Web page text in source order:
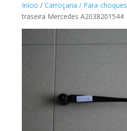
Início / Carroçaria / Para-choques
traseira Mercedes A2038201544